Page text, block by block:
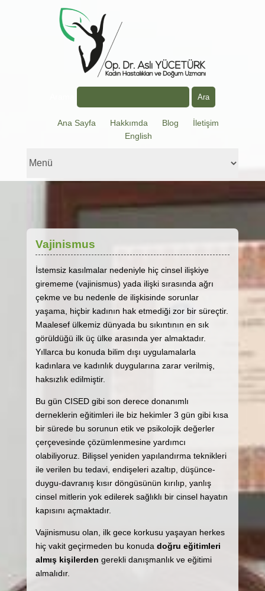
Ana Sayfa Hakkımda Blog
İletişim
English
Vajinismus
İstemsiz kasılmalar nedeniyle hiç cinsel ilişkiye
girememe (vajinismus) yada ilişki sırasında ağrı
çekme ve bu nedenle de ilişkisinde sorunlar
yaşama, hiçbir kadının hak etmediği zor bir süreçtir.
Maalesef ülkemiz dünyada bu sıkıntının en sık
görüldüğü ilk üç ülke arasında yer almaktadır.
Yıllarca bu konuda bilim dışı uygulamalarla
kadınlara ve kadınlık duygularına zarar verilmiş,
haksızlık edilmiştir.
Bu gün CISED gibi son derece donanımlı
derneklerin eğitimleri ile biz hekimler 3 gün gibi kısa
bir sürede bu sorunun etik ve psikolojik değerler
çerçevesinde çözümlenmesine yardımcı
olabiliyoruz. Bilişsel yeniden yapılandırma teknikleri
ile verilen bu tedavi, endişeleri azaltıp, düşünce-
duygu-davranış kısır döngüsünün kırılıp, yanlış
cinsel mitlerin yok edilerek sağlıklı bir cinsel hayatın
kapısını açmaktadır.
Vajinismusu olan, ilk gece korkusu yaşayan herkes
hiç vakit geçirmeden bu konuda doğru eğitimleri
almış kişilerden gerekli danışmanlık ve eğitimi
almalıdır.